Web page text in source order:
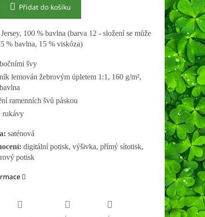
Přidat do košíku
100 % bavlna (barva 12 - složení se může
% bavlna, 15 % viskóza)
švy
lemován žebrovým úpletem 1:1, 160 g/m²,
ramenních švů páskou
rukávy
saténová
digitální potisk, výšivka, přímý sítotisk,
potisk